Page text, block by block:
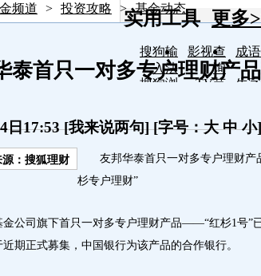
实用工具 更多
搜狗输
入法
影视查
询
成
搜狗浏
TV节
生
乐盒
频道 > 投资攻略 > 基金动态
泰首只一对多专户理财产
日17:53 [我来说两句] [字号：大 中 小]
： 搜狐理财
友邦华泰首只一对多专户理财产
杉专户理财”
司旗下首只一对多专户理财产品——“红杉1号”
期正式募集，中国银行为该产品的合作银行。